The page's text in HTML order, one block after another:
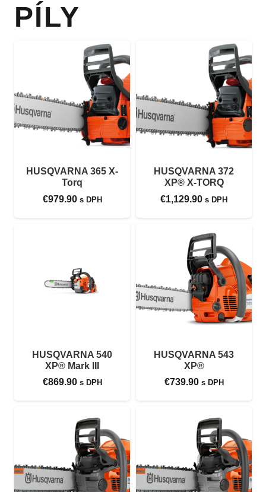
PÍLY
HUSQVARNA 365 X-
Torq
€979.90 s DPH
HUSQVARNA 372
XP® X-TORQ
€1,129.90 s DPH
HUSQVARNA 540
XP® Mark III
€869.90 s DPH
HUSQVARNA 543
XP®
€739.90 s DPH